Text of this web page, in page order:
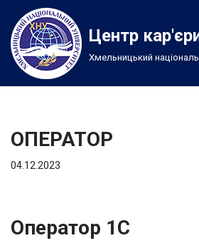
Перейти
до
вмісту
Центр
Хмельницький
ОПЕРАТОР
04.12.2023
Оператор 1С